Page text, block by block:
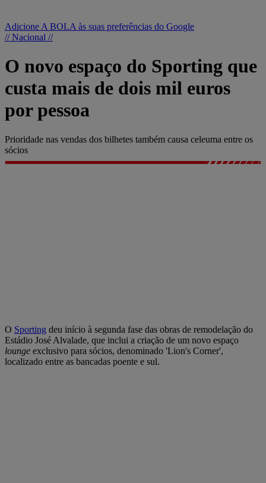
Adicione A BOLA às suas preferências do Google
// Nacional //
O novo espaço do Sporting que
custa mais de dois mil euros
por pessoa
Prioridade nas vendas dos bilhetes também causa celeuma entre os
sócios
O Sporting deu início à segunda fase das obras de remodelação do
Estádio José Alvalade, que inclui a criação de um novo espaço
lounge exclusivo para sócios, denominado 'Lion's Corner',
localizado entre as bancadas poente e sul.